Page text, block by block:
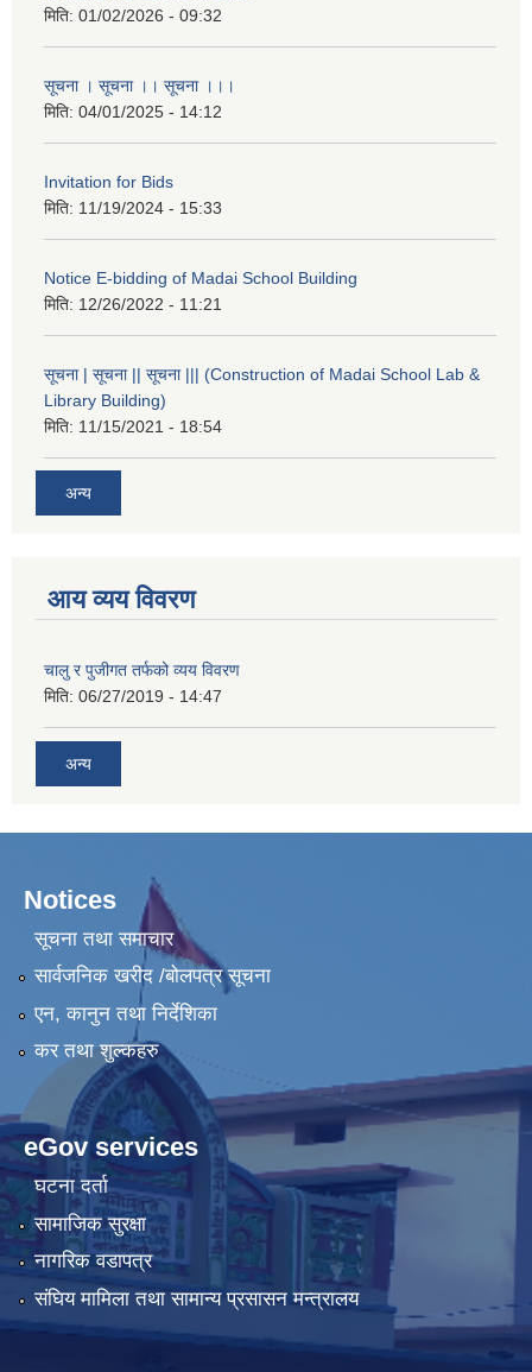
मिति: 01/02/2026 - 09:32
सूचना । सूचना ।। सूचना ।।।
मिति: 04/01/2025 - 14:12
Invitation for Bids
मिति: 11/19/2024 - 15:33
Notice E-bidding of Madai School Building
मिति: 12/26/2022 - 11:21
सूचना | सूचना || सूचना ||| (Construction of Madai School Lab &
Library Building)
मिति: 11/15/2021 - 18:54
अन्य
आय व्यय विवरण
चालु र पुजीगत तर्फको व्यय विवरण
मिति: 06/27/2019 - 14:47
अन्य
Notices
सूचना तथा समाचार
सार्वजनिक खरीद /बोलपत्र सूचना
एन, कानुन तथा निर्देशिका
कर तथा शुल्कहरु
eGov services
घटना दर्ता
सामाजिक सुरक्षा
नागरिक वडापत्र
संघिय मामिला तथा सामान्य प्रसासन मन्त्रालय